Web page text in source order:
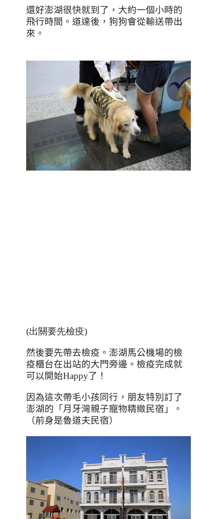
還好澎湖很快就到了，大約一個小時的
飛行時間。道達後，狗狗會從輸送帶出
來。
(出關要先檢疫)
然後要先帶去檢疫。澎湖馬公機場的檢
疫櫃台在出站的大門旁邊。檢疫完成就
可以開始Happy了！
因為這次帶毛小孩同行，朋友特別訂了
澎湖的「月牙灣親子寵物精緻民宿」。
（前身是魯道夫民宿）